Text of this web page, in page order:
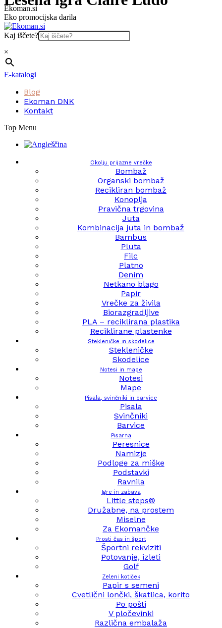
Skip
to
content
Ekoman.si
Eko promocijska darila
Kaj iščete?
×
E-katalogi
Blog
Ekoman DNK
Kontakt
Top Menu
Okolju prijazne vrečke
Bombaž
Organski bombaž
Recikliran bombaž
Konoplja
Pravična trgovina
Juta
Kombinacija juta in bombaž
Bambus
Pluta
Filc
Platno
Denim
Netkano blago
Papir
Vrečke za živila
Biorazgradljive
PLA – reciklirana plastika
Reciklirane plastenke
Stekleničke in skodelice
Stekleničke
Skodelice
Notesi in mape
Notesi
Mape
Pisala, svinčniki in barvice
Pisala
Svinčniki
Barvice
Pisarna
Peresnice
Namizje
Podloge za miške
Podstavki
Ravnila
Igre in zabava
Little steps®
Družabne, na prostem
Miselne
Za Ekomančke
Prosti čas in šport
Športni rekviziti
Potovanje, izleti
Golf
Zeleni kotiček
Papir s semeni
Cvetlični lončki, škatlica, korito
Po pošti
V pločevinki
Različna embalaža